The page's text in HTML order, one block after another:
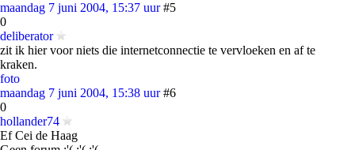
maandag 7 juni 2004, 15:37 uur #5
0
deliberator
zit ik hier voor niets die internetconnectie te vervloeken en af te
kraken.
foto
maandag 7 juni 2004, 15:38 uur #6
0
hollander74
Ef Cei de Haag